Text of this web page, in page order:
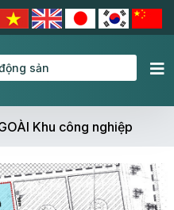
sản
Khu công nghiệp